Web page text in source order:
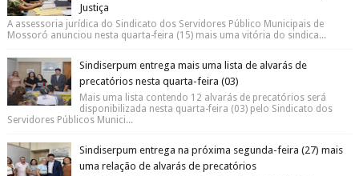
Justiça
A assessoria jurídica do Sindicato dos Servidores Público Municipais de
Mossoró anunciou nesta quarta-feira (15) mais uma vitória do sindica...
Sindiserpum entrega mais uma lista de alvarás de
precatórios nesta quarta-feira (03)
Mais uma lista contendo 12 alvarás de precatórios será
disponibilizada nesta quarta-feira (03) pelo Sindicato dos
Servidores Públicos Munici...
Sindiserpum entrega na próxima segunda-feira (27) mais
uma relação de alvarás de precatórios